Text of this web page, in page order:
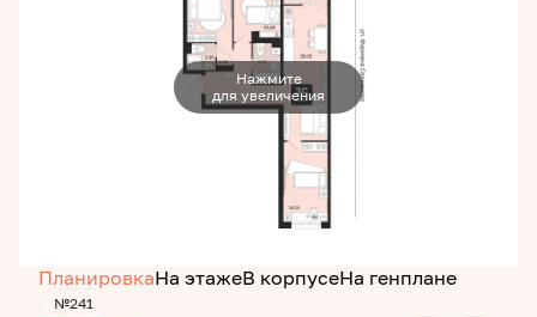
Нажмите
для увеличения
ПланировкаНа этажеВ корпусеНа генплане
№241